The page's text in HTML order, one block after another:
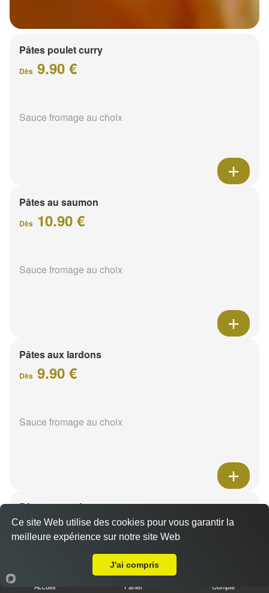
Pâtes poulet curry
Dès 9.90 €
Sauce fromage au choix
Pâtes au saumon
Dès 10.90 €
Sauce fromage au choix
Pâtes aux lardons
Dès 9.90 €
Sauce fromage au choix
Pâtes au poulet
Dès9.90 €
Sauce fromage au choix
Accueil Panier Compte
Ce site Web utilise des cookies pour vous garantir la
meilleure expérience sur notre site Web
J'ai compris